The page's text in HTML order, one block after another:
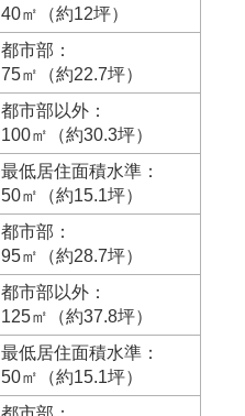
40㎡（約12坪）
都市部：
75㎡（約22.7坪）
都市部以外：
100㎡（約30.3坪）
最低居住面積水準：
50㎡（約15.1坪）
都市部：
95㎡（約28.7坪）
都市部以外：
125㎡（約37.8坪）
最低居住面積水準：
50㎡（約15.1坪）